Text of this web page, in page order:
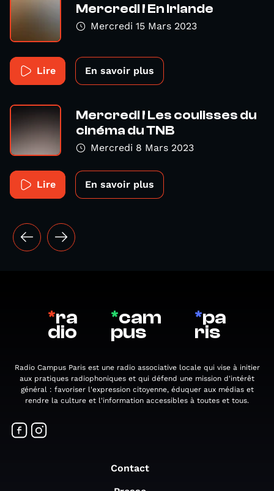
Mercredi ! En Irlande
Mercredi 15 Mars 2023
Lire En savoir plus
Mercredi ! Les coulisses du
cinéma du TNB
Mercredi 8 Mars 2023
Lire En savoir plus
*ra
dio
*cam
pus
*pa
ris
Radio Campus Paris est une radio associative locale qui vise à initier
aux pratiques radiophoniques et qui défend une mission d'intérêt
général : favoriser l'expression citoyenne, éduquer aux médias et
rendre la culture et l'information accessibles à toutes et tous.
Contact